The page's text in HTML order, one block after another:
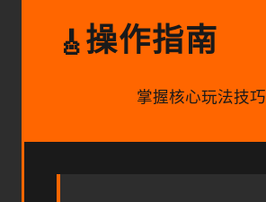
🎸操作指南
掌握核心玩法技巧